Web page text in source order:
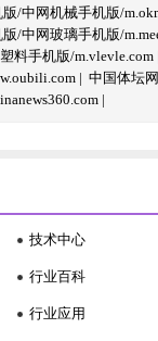
/中网机械手机版/
/中网玻璃手机版/
料手机版/m.vlevle.com
| 中国体坛
|
技术中心
行业百科
行业应用